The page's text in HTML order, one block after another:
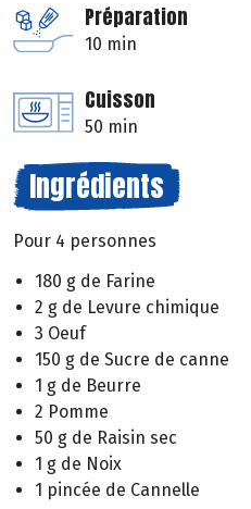
Préparation
10 min
Cuisson
50 min
Ingrédients
Pour 4 personnes
180 g de Farine
2 g de Levure chimique
3 Oeuf
150 g de Sucre de canne
1 g de Beurre
2 Pomme
50 g de Raisin sec
1 g de Noix
1 pincée de Cannelle